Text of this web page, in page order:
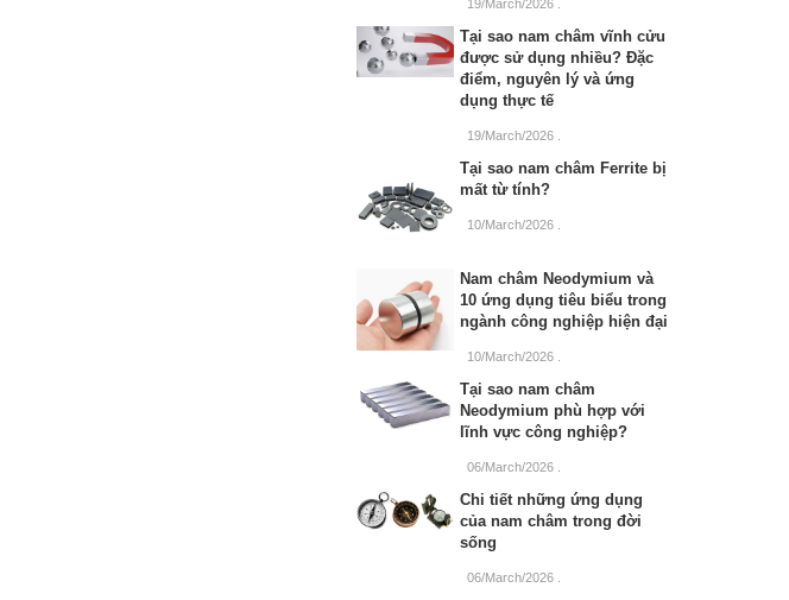
19/March/2026
Tại sao nam châm vĩnh cửu
được sử dụng nhiều? Đặc
điểm, nguyên lý và ứng
dụng thực tế
19/March/2026
Tại sao nam châm Ferrite bị
mất từ tính?
10/March/2026
Nam châm Neodymium và
10 ứng dụng tiêu biểu trong
ngành công nghiệp hiện đại
10/March/2026
Tại sao nam châm
Neodymium phù hợp với
lĩnh vực công nghiệp?
06/March/2026
Chi tiết những ứng dụng
của nam châm trong đời
sống
06/March/2026